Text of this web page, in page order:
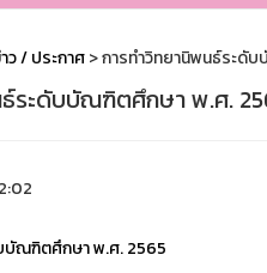
ว / ประกาศ> การทำวิทยานิพนธ์ระดั
ระดับบัณฑิตศึกษา พ.ศ.
บัณฑิตศึกษา พ.ศ. 2565